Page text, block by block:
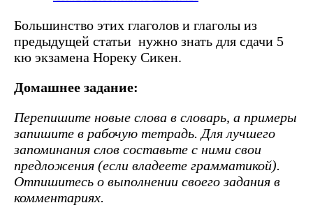
Большинство этих глаголов и глаголы из
предыдущей статьи нужно знать для сдачи 5
кю экзамена Нореку Сикен.
Домашнее задание:
Перепишите новые слова в словарь, а примеры
запишите в рабочую тетрадь. Для лучшего
запоминания слов составьте с ними свои
предложения (если владеете грамматикой).
Отпишитесь о выполнении своего задания в
комментариях.